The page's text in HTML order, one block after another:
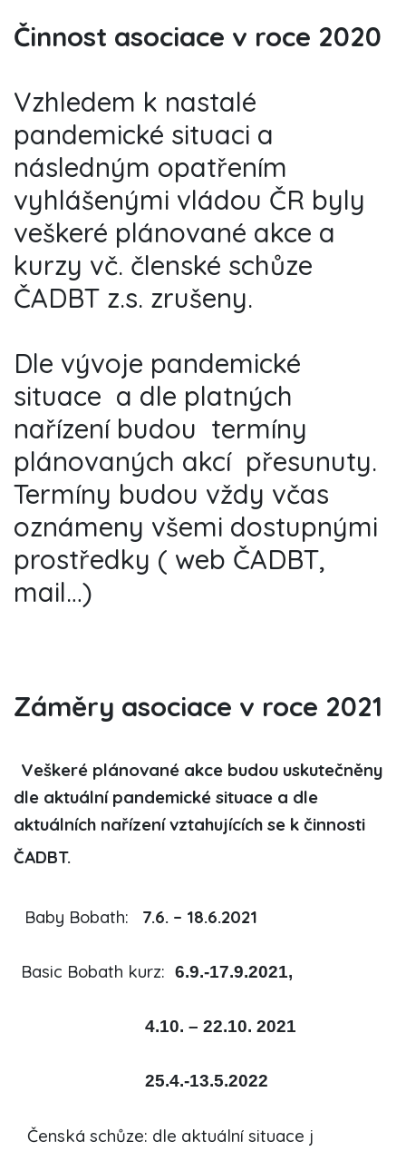
Činnost asociace v roce 2020
Vzhledem k nastalé
pandemické situaci a
následným opatřením
vyhlášenými vládou ČR byly
veškeré plánované akce a
kurzy vč. členské schůze
ČADBT z.s. zrušeny.
Dle vývoje pandemické
situace a dle platných
nařízení budou termíny
plánovaných akcí přesunuty.
Termíny budou vždy včas
oznámeny všemi dostupnými
prostředky ( web ČADBT,
mail…)
Záměry asociace v roce 2021
Veškeré plánované akce budou uskutečněny
dle aktuální pandemické situace a dle
aktuálních nařízení vztahujících se k činnosti
ČADBT.
Baby Bobath: 7.6. – 18.6.2021
Basic Bobath kurz: 6.9.-17.9.2021,
4.10. – 22.10. 2021
25.4.-13.5.2022
Čenská schůze: dle aktuální situace j